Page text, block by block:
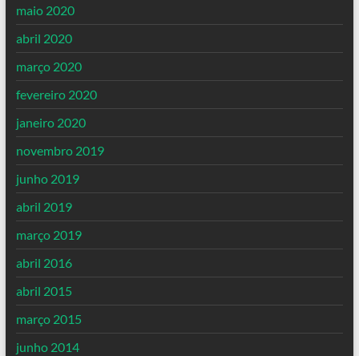
maio 2020
abril 2020
março 2020
fevereiro 2020
janeiro 2020
novembro 2019
junho 2019
abril 2019
março 2019
abril 2016
abril 2015
março 2015
junho 2014